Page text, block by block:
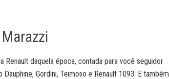
Renault daquela época, contada para você seguidor
Gordini, Teimoso e Renault 1093. E também